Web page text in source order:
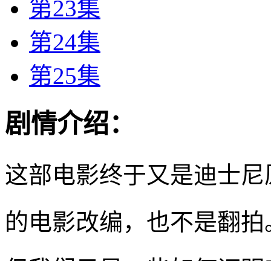
第23集
第24集
第25集
剧情介绍：
这部电影终于又是迪士
的电影改编，也不是翻